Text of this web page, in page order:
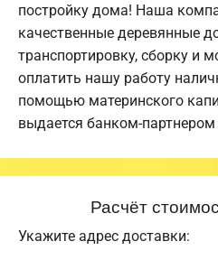
постройку дома! Наша
качественные деревянные
транспортировку, сборку и
оплатить нашу работу
помощью материнского
выдается банком-
Расчёт
Укажите адрес доставки: